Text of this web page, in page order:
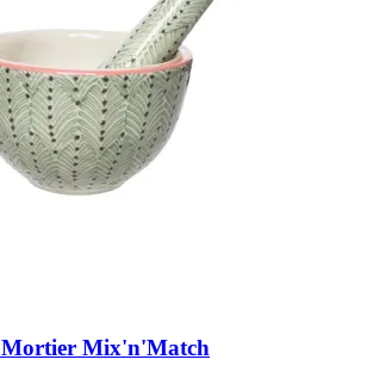
Mortier Mix'n'Match